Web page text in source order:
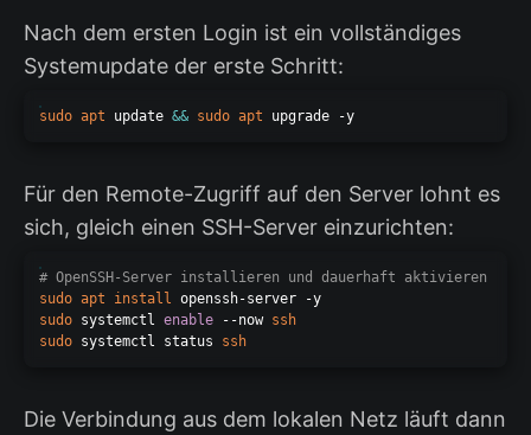
Nach dem ersten Login ist ein vollständiges
Systemupdate der erste Schritt:
sudo apt update && sudo apt
Für den Remote-Zugriff auf den Server lohnt es
sich, gleich einen SSH-Server einzurichten:
# OpenSSH-Server installieren und dauerhaft aktivieren
sudo apt install
sudo systemctl enable --now ssh
sudo systemctl status ssh
Die Verbindung aus dem lokalen Netz läuft dann